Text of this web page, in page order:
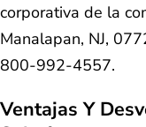
corporativa de la
Manalapan, NJ,
800-992-4557.
Ventajas Y